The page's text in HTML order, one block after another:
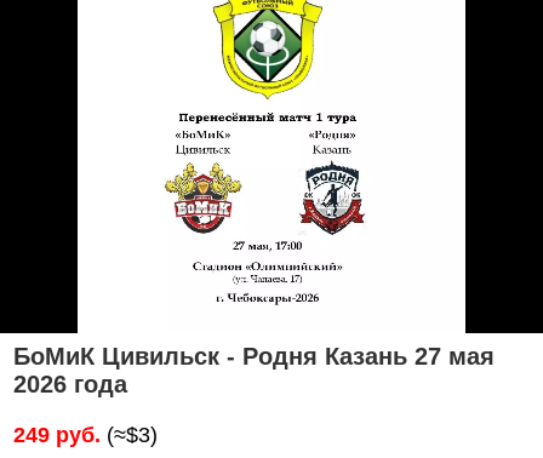
БоМиК Цивильск - Родня Казань 27 мая
2026 года
249 руб. (≈$3)